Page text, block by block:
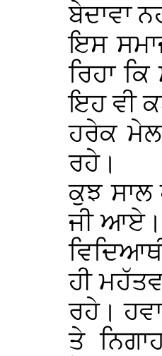
ਬੇਦਾਵਾ
ਇਸ
ਰਿਹਾ
ਇਹ ਵੀ
ਹਰੇਕ
ਰਹੇ।
ਕੁਝ ਸਾਲ
ਜੀ ਆਏ।
ਹੀ
ਰਹੇ।
ਤੇ